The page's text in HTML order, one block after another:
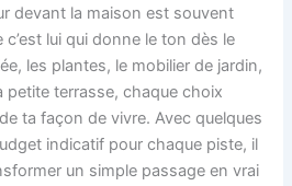
devant la maison est souvent
lui qui donne le ton dès le
les plantes, le mobilier de jardin,
petite terrasse, chaque choix
ta façon de vivre. Avec quelques
indicatif pour chaque piste, il
un simple passage en vrai